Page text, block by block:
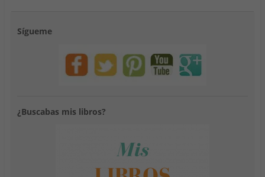
Sígueme
¿Buscabas mis libros?